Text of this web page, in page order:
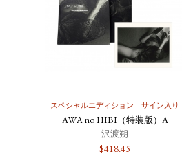
スペシャルエディション サイン入り
AWA no HIBI（特装版）A
沢渡朔
$418.45